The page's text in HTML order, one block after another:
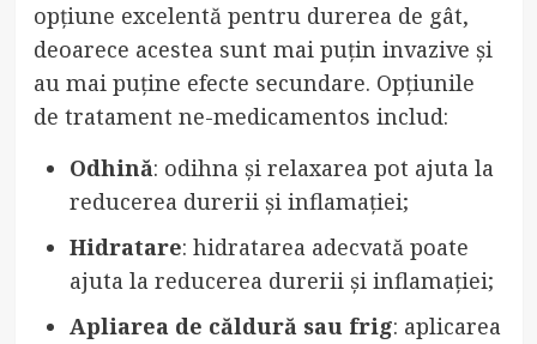
opțiune excelentă pentru durerea de gât,
deoarece acestea sunt mai puțin invazive și
au mai puține efecte secundare. Opțiunile
de tratament ne-medicamentos includ:
Odhină: odihna și relaxarea pot ajuta la
reducerea durerii și inflamației;
Hidratare: hidratarea adecvată poate
ajuta la reducerea durerii și inflamației;
Apliarea de căldură sau frig: aplicarea